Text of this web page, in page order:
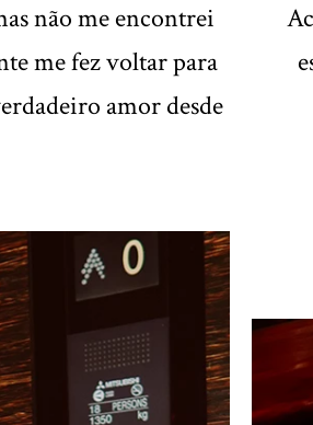
não me encontrei
me fez voltar para
amor desde